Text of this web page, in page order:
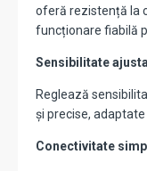
oferă rezistență la
funcționare fiabilă
Sensibilitate
Reglează
și precise,
Conectivitate